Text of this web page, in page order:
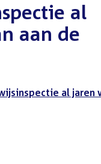
al
aan de
al jaren